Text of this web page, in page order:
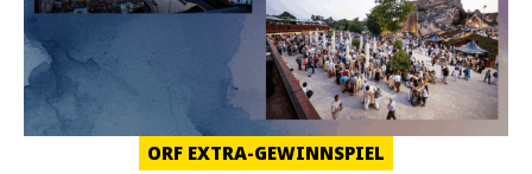
ORF EXTRA-GEWINNSPIEL